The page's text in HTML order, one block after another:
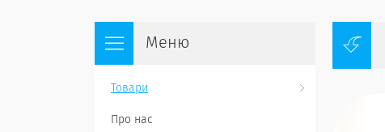
Товари
Про нас